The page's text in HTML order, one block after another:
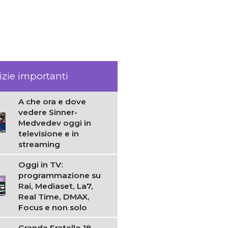
importanti
A che ora e dove
vedere Sinner-
Medvedev oggi in
televisione e in
streaming
Oggi in TV:
programmazione su
Rai, Mediaset, La7,
Real Time, DMAX,
Focus e non solo